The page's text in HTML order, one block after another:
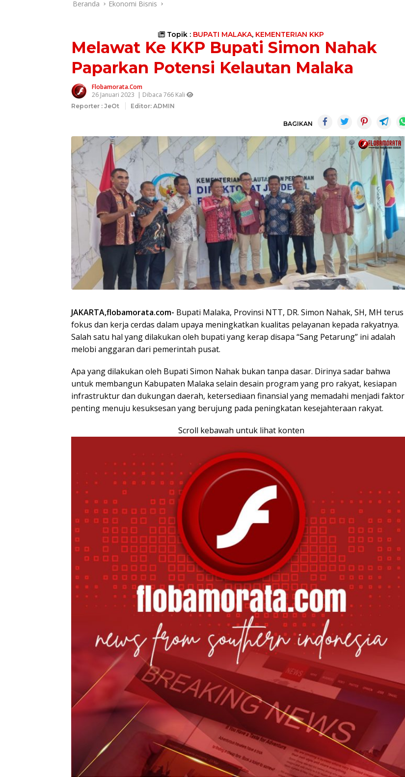
Beranda Ekonomi Bisnis
Topik : BUPATI MALAKA, KEMENTERIAN KKP
Melawat Ke KKP Bupati Simon Nahak
Paparkan Potensi Kelautan Malaka
Flobamorata.com
26 Januari 2023 | Dibaca 766 Kali
Reporter : JeOt Editor: ADMIN
BAGIKAN
JAKARTA,flobamorata.com- Bupati Malaka, Provinsi NTT, DR. Simon Nahak, SH, MH terus
fokus dan kerja cerdas dalam upaya meningkatkan kualitas pelayanan kepada rakyatnya.
Salah satu hal yang dilakukan oleh bupati yang kerap disapa “Sang Petarung” ini adalah
melobi anggaran dari pemerintah pusat.
Apa yang dilakukan oleh Bupati Simon Nahak bukan tanpa dasar. Dirinya sadar bahwa
untuk membangun Kabupaten Malaka selain desain program yang pro rakyat, kesiapan
infrastruktur dan dukungan daerah, ketersediaan finansial yang memadahi menjadi faktor
penting menuju kesuksesan yang berujung pada peningkatan kesejahteraan rakyat.
Scroll kebawah untuk lihat konten